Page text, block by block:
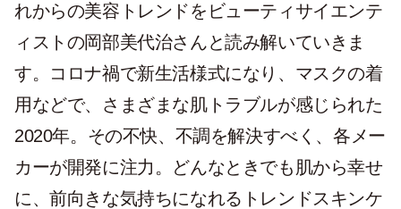
れからの美容トレンドをビューティサイエンテ
ィストの岡部美代治さんと読み解いていきま
す。コロナ禍で新生活様式になり、マスクの着
用などで、さまざまな肌トラブルが感じられた
2020年。その不快、不調を解決すべく、各メー
カーが開発に注力。どんなときでも肌から幸せ
に、前向きな気持ちになれるトレンドスキンケ